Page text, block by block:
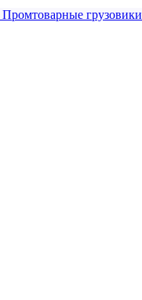
Промтоварные грузовики